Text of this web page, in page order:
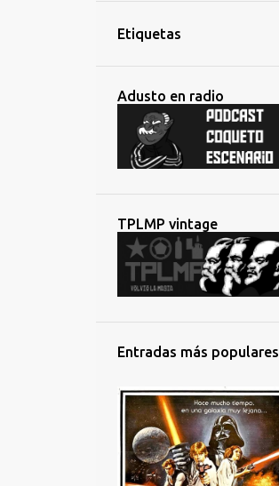
Etiquetas
Adusto en radio
TPLMP vintage
Entradas más populares